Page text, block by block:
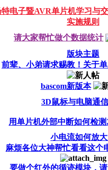
特电子暨AVR单片机学习与
实施规则
请大家帮忙做个数据统计
版块主题
前辈、小弟请求赐教！关于
bascom新版本
3D鼠标与电脑通
用单片机外部中断如何检
小电流如何放
麻烦各位大神帮忙看看这个
要做个红外的循迹模块，